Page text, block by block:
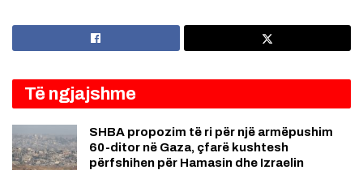
Të ngjajshme
SHBA propozim të ri për një armëpushim
60-ditor në Gaza, çfarë kushtesh
përfshihen për Hamasin dhe Izraelin